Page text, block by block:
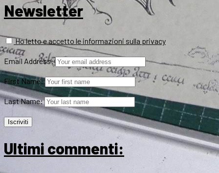
Newsletter
Ho letto e accetto le informazioni sulla privacy
Email Address:
First Name:
Last Name:
Ultimi commenti: